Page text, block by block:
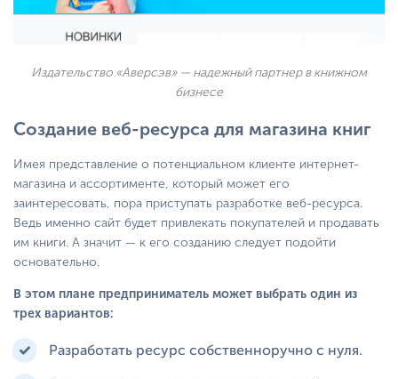
Издательство «Аверсэв» — надежный партнер в книжном
бизнесе
Создание веб-ресурса для магазина книг
Имея представление о потенциальном клиенте интернет-
магазина и ассортименте, который может его
заинтересовать, пора приступать разработке веб-ресурса.
Ведь именно сайт будет привлекать покупателей и продавать
им книги. А значит — к его созданию следует подойти
основательно.
В этом плане предприниматель может выбрать один из
трех вариантов:
Разработать ресурс собственноручно с нуля.